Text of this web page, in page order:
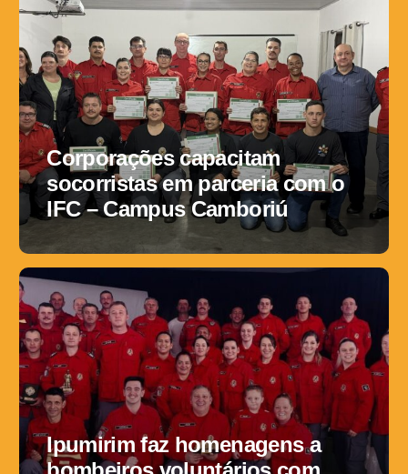
Corporações capacitam
socorristas em parceria com o
IFC – Campus Camboriú
Ipumirim faz homenagens a